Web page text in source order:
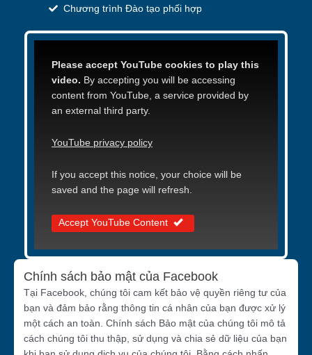
Chương trình Đào tạo phối hợp
Please accept YouTube cookies to play this
video. By accepting you will be accessing
content from YouTube, a service provided by
an external third party.
YouTube privacy policy
If you accept this notice, your choice will be
saved and the page will refresh.
Accept YouTube Content
Chính sách bảo mật của Facebook
Tại Facebook, chúng tôi cam kết bảo vệ quyền riêng tư của
bạn và đảm bảo rằng thông tin cá nhân của bạn được xử lý
một cách an toàn. Chính sách Bảo mật của chúng tôi mô tả
cách chúng tôi thu thập, sử dụng và chia sẻ dữ liệu của bạn